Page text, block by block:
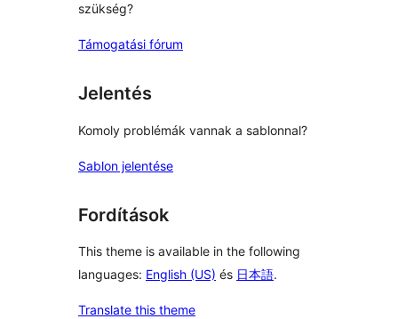
szükség?
Támogatási fórum
Jelentés
Komoly problémák vannak a sablonnal?
Sablon jelentése
Fordítások
This theme is available in the following
languages: English (US) és 日本語.
Translate this theme